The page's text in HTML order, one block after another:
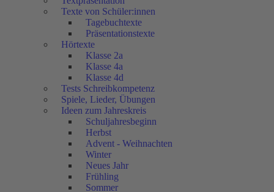
Texte von Schüler:innen
Tagebuchtexte
Präsentationstexte
Hörtexte
Klasse 2a
Klasse 4a
Klasse 4d
Tests Schreibkompetenz
Spiele, Lieder, Übungen
Ideen zum Jahreskreis
Schuljahresbeginn
Herbst
Advent - Weihnachten
Winter
Neues Jahr
Frühling
Sommer